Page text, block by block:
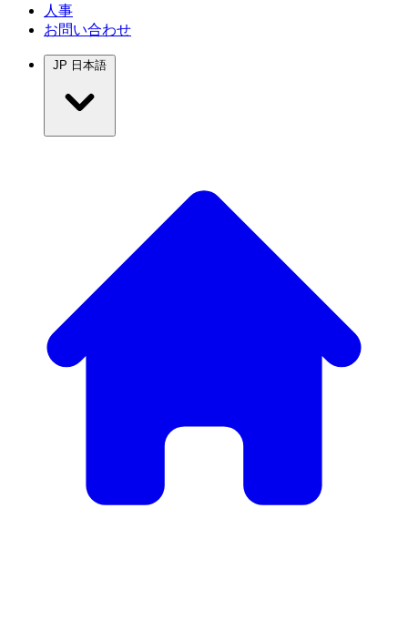
人事
お問い合わせ
JP 日本語